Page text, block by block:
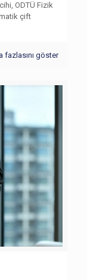
ODTÜ Fizik
çift
fazlasını göster